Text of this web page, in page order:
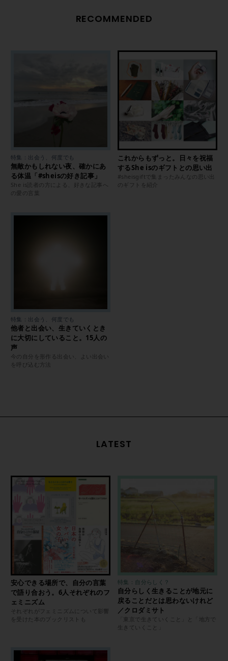
RECOMMENDED
特集：出会う、何度でも
無敵かもしれない夜、確かにあ
る体温「#sheisの好き記事」
She is読者の方による、好きな記事へ
の愛の言葉
これからもずっと。日々を祝福
するShe isのギフトとの思い出
#sheisgiftで集まったみんなの思い出
のギフトを紹介
特集：出会う、何度でも
他者と出会い、生きていくとき
に大切にしていること。15人の
声
今の自分を形作る出会い、よい出会い
を呼び込む方法
LATEST
安心できる場所で、自分の言葉
で語り合おう。6人それぞれのフ
ェミニズム
それぞれがフェミニズムについて影響
を受けた本のブックリストも
特集：自分らしく？
自分らしく生きることが地元に
戻ることだとは思わないけれど
／クロダミサト
「東京で生きていくこと」と「地方で
生きていくこと」